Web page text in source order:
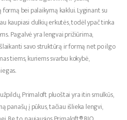
bei palaikymą kaklui. Lyginant su
kaupiasi dulkių erkutės, todėl ypač tinka
Pagalvė yra lengvai prižiūrima,
savo struktūrą ir formą net po ilgo
tiems, kuriems svarbu kokybė,
Primaloft pluoštai yra itin smulkūs,
panašų į pūkus, tačiau išlieka lengvi,